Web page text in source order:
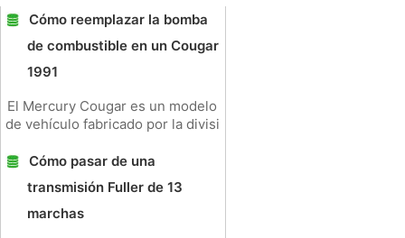
Cómo reemplazar la bomba
de combustible en un Cougar
1991
El Mercury Cougar es un modelo
de vehículo fabricado por la divisi
Cómo pasar de una
transmisión Fuller de 13
marchas